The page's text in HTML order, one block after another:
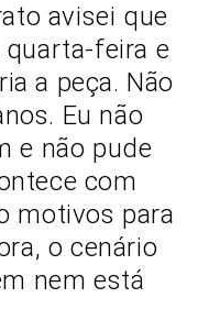
avisei que
feira e
a peça. Não
Eu não
e não pude
com
motivos para
o cenário
nem está